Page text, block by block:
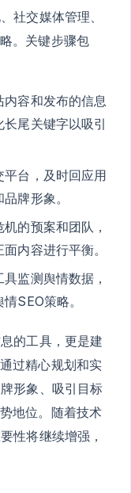
社交媒体管理、
。关键步骤包
内容和发布的信息
尾关键字以吸引
台，及时回应用
牌形象。
机的预案和团队，
内容进行平衡。
监测舆情数据，
SEO策略。
的工具，更是建
过精心规划和实
形象、吸引目标
地位。随着技术
性将继续增强，